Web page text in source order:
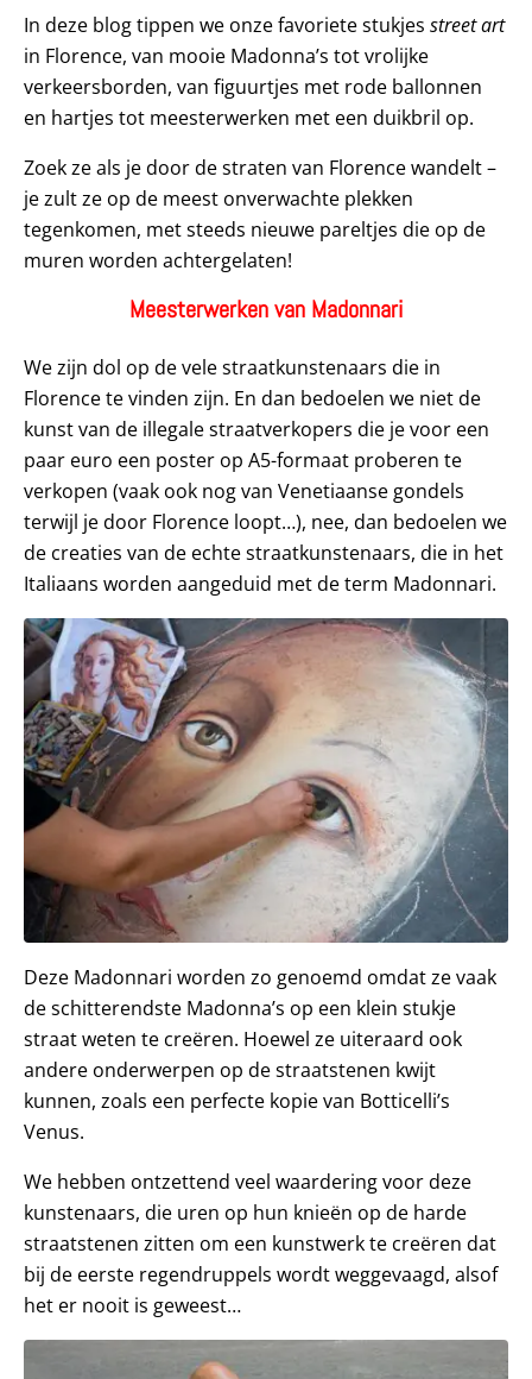
In deze blog tippen we onze favoriete stukjes street art
in Florence, van mooie Madonna’s tot vrolijke
verkeersborden, van figuurtjes met rode ballonnen
en hartjes tot meesterwerken met een duikbril op.
Zoek ze als je door de straten van Florence wandelt –
je zult ze op de meest onverwachte plekken
tegenkomen, met steeds nieuwe pareltjes die op de
muren worden achtergelaten!
Meesterwerken van Madonnari
We zijn dol op de vele straatkunstenaars die in
Florence te vinden zijn. En dan bedoelen we niet de
kunst van de illegale straatverkopers die je voor een
paar euro een poster op A5-formaat proberen te
verkopen (vaak ook nog van Venetiaanse gondels
terwijl je door Florence loopt…), nee, dan bedoelen we
de creaties van de echte straatkunstenaars, die in het
Italiaans worden aangeduid met de term Madonnari.
Deze Madonnari worden zo genoemd omdat ze vaak
de schitterendste Madonna’s op een klein stukje
straat weten te creëren. Hoewel ze uiteraard ook
andere onderwerpen op de straatstenen kwijt
kunnen, zoals een perfecte kopie van Botticelli’s
Venus.
We hebben ontzettend veel waardering voor deze
kunstenaars, die uren op hun knieën op de harde
straatstenen zitten om een kunstwerk te creëren dat
bij de eerste regendruppels wordt weggevaagd, alsof
het er nooit is geweest…